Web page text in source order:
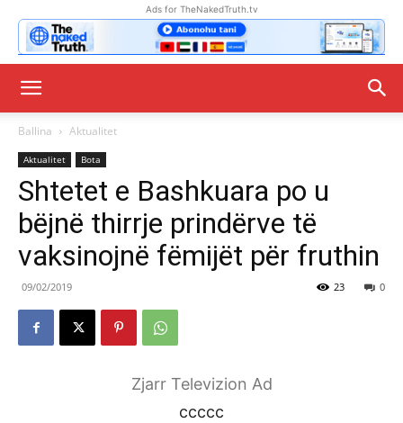
Ads for TheNakedTruth.tv
Ballina Aktualitet
Aktualitet Bota
Shtetet e Bashkuara po u
bëjnë thirrje prindërve të
vaksinojnë fëmijët për fruthin
09/02/2019 0
23
Zjarr Televizion Ad
ccccc